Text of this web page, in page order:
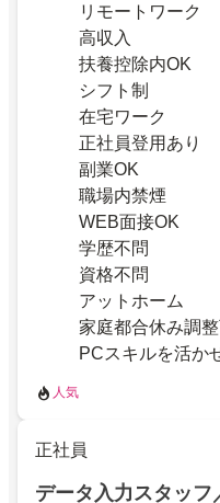
リモートワーク
高収入
扶養控除内OK
シフト制
在宅ワーク
正社員登用あり
副業OK
職場内禁煙
WEB面接OK
学歴不問
資格不問
アットホーム
家庭都合休み調
PCスキルを活か
人気
正社員
データ入力スタッ